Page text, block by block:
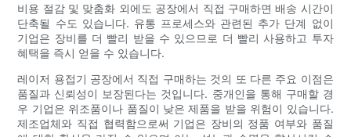
비용 절감 및 맞춤화 외에도 공장에서 직접 구매하면 배송 시간이
단축될 수도 있습니다. 유통 프로세스와 관련된 추가 단계 없이
기업은 장비를 더 빨리 받을 수 있으므로 더 빨리 사용하고 투자
혜택을 즉시 얻을 수 있습니다.
레이저 용접기 공장에서 직접 구매하는 것의 또 다른 주요 이점은
품질과 신뢰성이 보장된다는 것입니다. 중개인을 통해 구매할 경
우 기업은 위조품이나 품질이 낮은 제품을 받을 위험이 있습니다.
제조업체와 직접 협력함으로써 기업은 장비의 정품 여부와 품질